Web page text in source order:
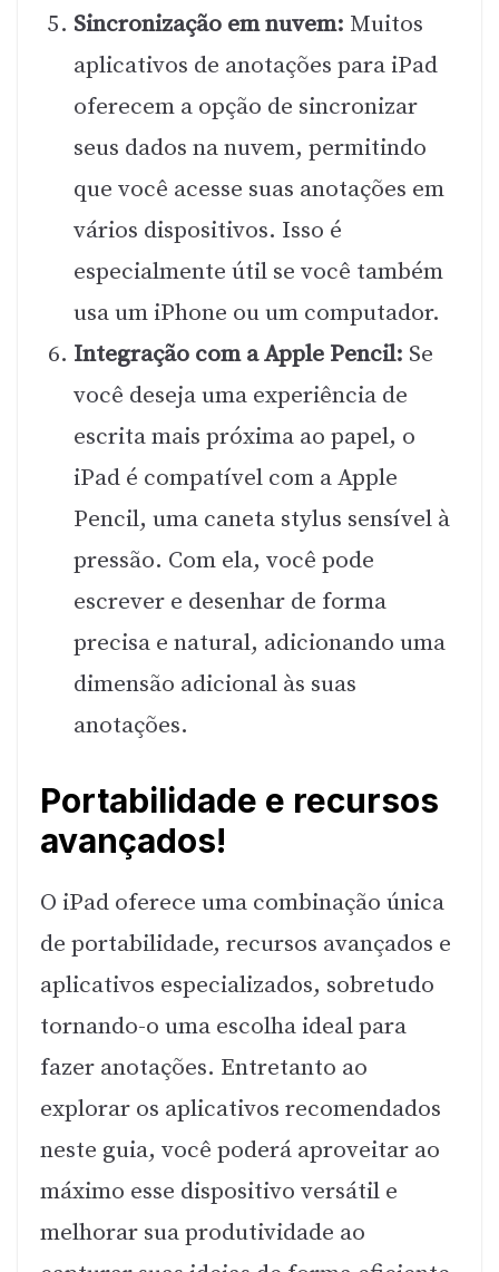
Sincronização em nuvem: Muitos
aplicativos de anotações para iPad
oferecem a opção de sincronizar
seus dados na nuvem, permitindo
que você acesse suas anotações em
vários dispositivos. Isso é
especialmente útil se você também
usa um iPhone ou um computador.
Integração com a Apple Pencil: Se
você deseja uma experiência de
escrita mais próxima ao papel, o
iPad é compatível com a Apple
Pencil, uma caneta stylus sensível à
pressão. Com ela, você pode
escrever e desenhar de forma
precisa e natural, adicionando uma
dimensão adicional às suas
anotações.
Portabilidade e recursos
avançados!
O iPad oferece uma combinação única
de portabilidade, recursos avançados e
aplicativos especializados, sobretudo
tornando-o uma escolha ideal para
fazer anotações. Entretanto ao
explorar os aplicativos recomendados
neste guia, você poderá aproveitar ao
máximo esse dispositivo versátil e
melhorar sua produtividade ao